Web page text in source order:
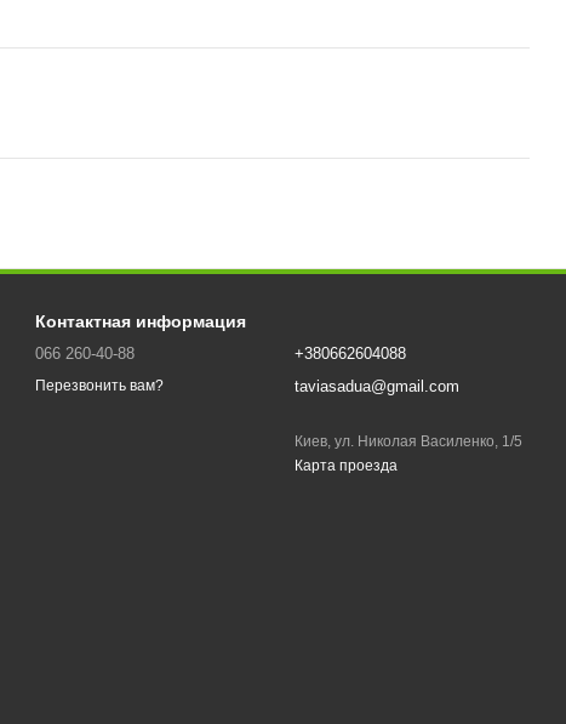
Контактная информация
066 260-40-88
Перезвонить вам?
+380662604088
taviasadua@gmail.com
Киев, ул. Николая Василенко, 1/5
Карта проезда